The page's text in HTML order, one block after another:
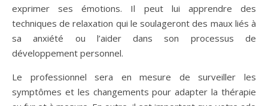
exprimer ses émotions. Il peut lui apprendre des
techniques de relaxation qui le soulageront des maux liés à
sa anxiété ou l’aider dans son processus de
développement personnel.
Le professionnel sera en mesure de surveiller les
symptômes et les changements pour adapter la thérapie